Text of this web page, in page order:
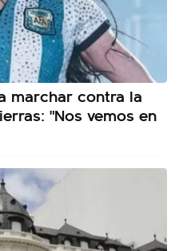
marchar contra la
"Nos vemos en